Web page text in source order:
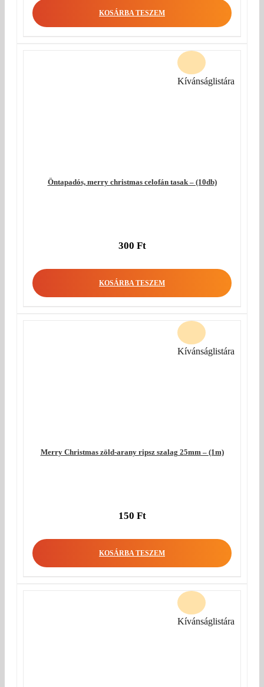
KOSÁRBA TESZEM
Öntapadós, merry christmas celofán tasak – (10db)
300 Ft
KOSÁRBA TESZEM
Kívánságlistára
Merry Christmas zöld-arany ripsz szalag 25mm – (1m)
150 Ft
KOSÁRBA TESZEM
Kívánságlistára
Kívánságlistára